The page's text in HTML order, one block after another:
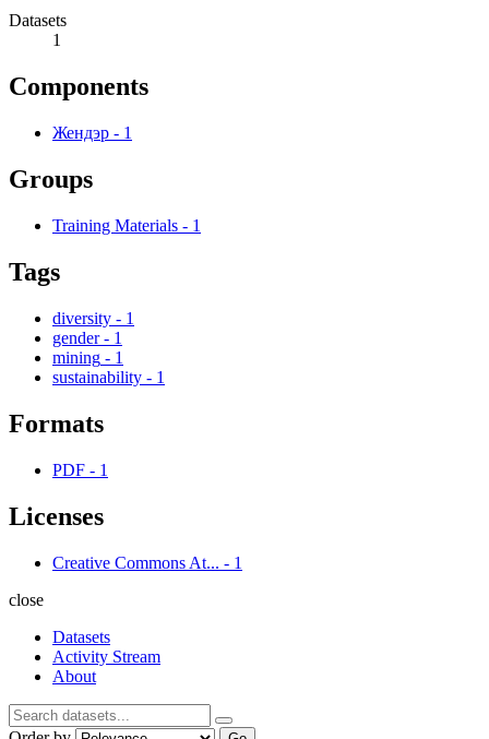
Datasets
1
Components
Жендэр - 1
Groups
Training Materials - 1
Tags
diversity - 1
gender - 1
mining - 1
sustainability - 1
Formats
PDF - 1
Licenses
Creative Commons At... - 1
close
Datasets
Activity Stream
About